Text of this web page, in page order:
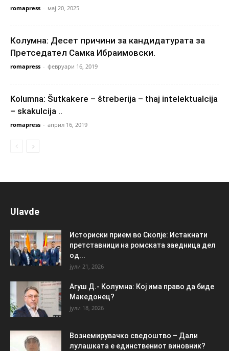
romapress - мај 20, 2025
Колумна: Десет причини за кандидатурата за
Претседател Самка Ибраимовски.
romapress - февруари 16, 2019
Kolumna: Šutkakere – štreberija – thaj intelektualcija
– skakulcija ..
romapress - април 16, 2019
Ulavde
Историски прием во Скопје: Истакнати
претставници на ромската заедница дел
од...
јули 21, 2026
Агуш Д.- Колумна: Кој има право да биде
Македонец?
јули 18, 2026
Вознемирувачко сведоштво – Дали
лулашката е единствениот виновник?